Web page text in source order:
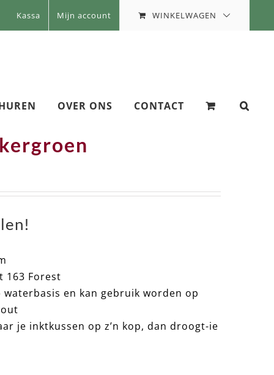
Kassa Mijn account WINKELWAGEN
OVER ONS CONTACT
163 Forest
waterbasis en kan gebruik worden op
je inktkussen op z’n kop, dan droogt-ie